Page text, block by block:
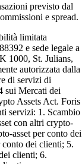
previsto dal
e spread.
limitata
e sede legale a
1000, St. Julians,
autorizzata dalla
di servizi di
sui Mercati dei
Assets Act. Foris
servizi: 1. Scambio
con altri crypto-
asset per conto dei
dei clienti; 5.
clienti; 6.